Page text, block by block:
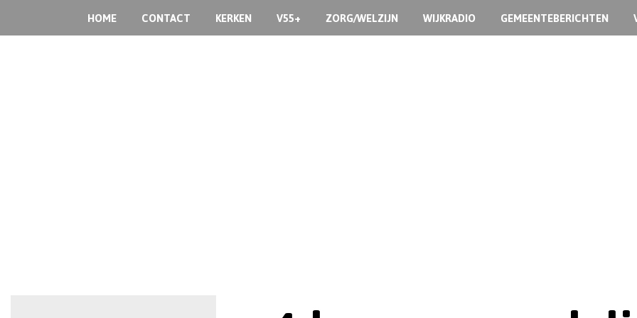
HOME CONTACT KERKEN V55+ ZORG/WELZIJN WIJKRADIO GEMEENTEBERICHTEN